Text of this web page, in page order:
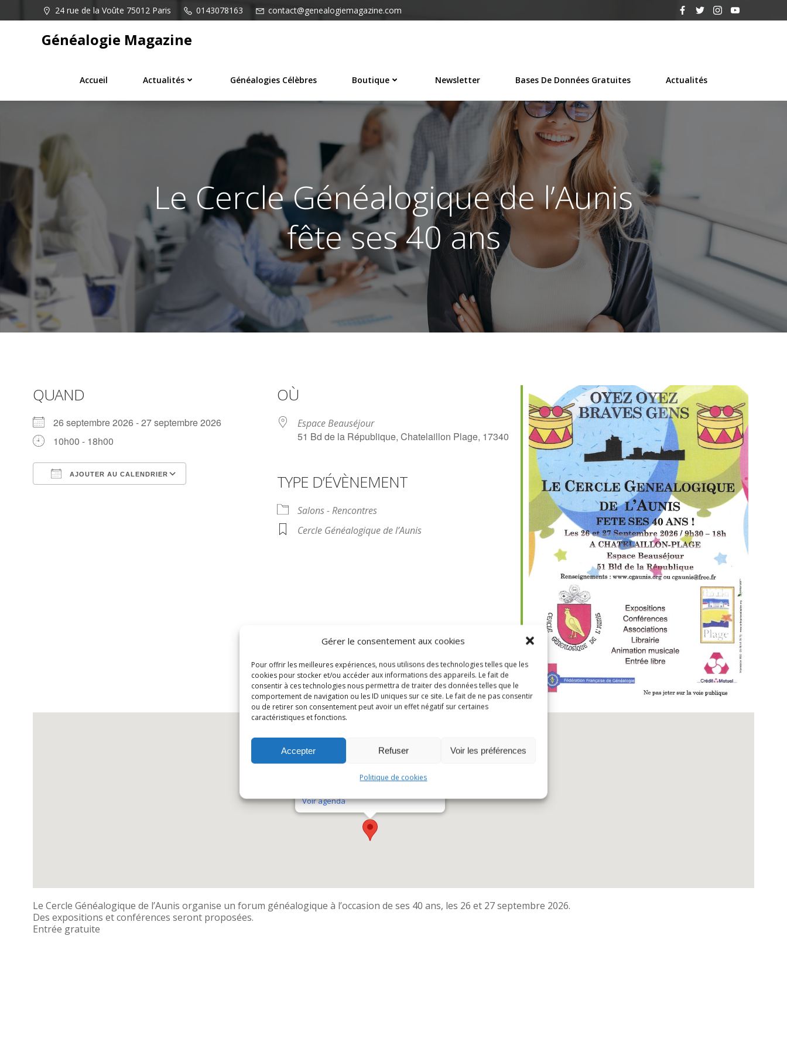
Gérer le consentement aux cookies
Pour offrir les meilleures expériences, nous utilisons des technologies telles que les
cookies pour stocker et/ou accéder aux informations des appareils. Le fait de
consentir à ces technologies nous permettra de traiter des données telles que le
comportement de navigation ou les ID uniques sur ce site. Le fait de ne pas consentir
ou de retirer son consentement peut avoir un effet négatif sur certaines
caractéristiques et fonctions.
Accepter Refuser Voir les préférences
Politique de cookies
au
24 rue de la Voûte 75012 Paris 0143078163 contact@genealogiemagazine.com
Généalogie Magazine
Accueil Actualités Généalogies Célèbres Boutique Newsletter Bases De Données Gratuites Actualités
Le Cercle Généalogique de l’Aunis
fête ses 40 ans
QUAND
26 septembre 2026 - 27 septembre 2026
10h00 - 18h00
AJOUTER AU CALENDRIER
Outlook Live
OÙ
Espace Beauséjour
51 Bd de la République, Chatelaillon Plage, 17340
TYPE D’ÉVÈNEMENT
Salons - Rencontres
Cercle Généalogique de l’Aunis
Voir agenda
Le Cercle Généalogique de l’Aunis organise un forum généalogique à l’occasion de ses 40 ans, les 26 et 27 septembre 2026.
Des expositions et conférences seront proposées.
Entrée gratuite